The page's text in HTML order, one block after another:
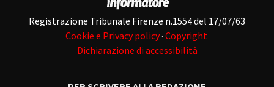
Registrazione Tribunale Firenze n.1554 del 17/07/63
Cookie e Privacy policy· Copyright
Dichiarazione di accessibilità